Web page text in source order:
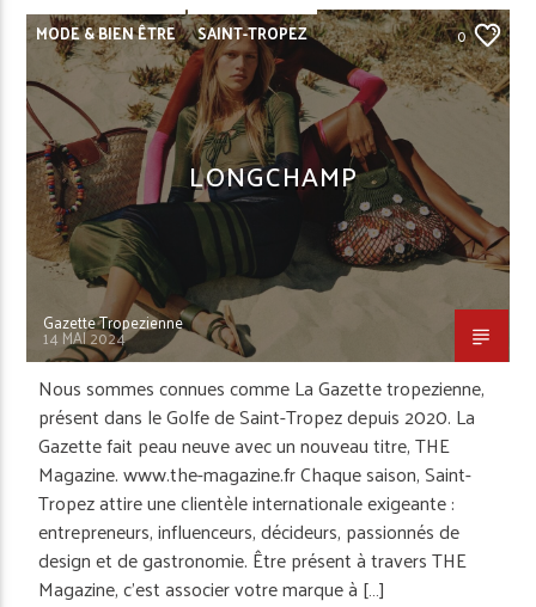
MODE & BIEN ÊTRE SAINT-TROPEZ 0
LONGCHAMP
Gazette Tropezienne
14 MAI 2024
Nous sommes connues comme La Gazette tropezienne,
présent dans le Golfe de Saint-Tropez depuis 2020. La
Gazette fait peau neuve avec un nouveau titre, THE
Magazine. www.the-magazine.fr Chaque saison, Saint-
Tropez attire une clientèle internationale exigeante :
entrepreneurs, influenceurs, décideurs, passionnés de
design et de gastronomie. Être présent à travers THE
Magazine, c’est associer votre marque à […]